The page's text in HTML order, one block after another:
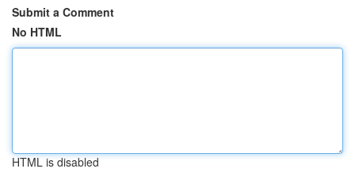
Submit a Comment
No HTML
HTML is disabled